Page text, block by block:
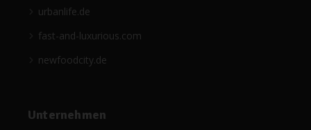
urbanlife.de
fast-and-luxurious.com
newfoodcity.de
Unternehmen